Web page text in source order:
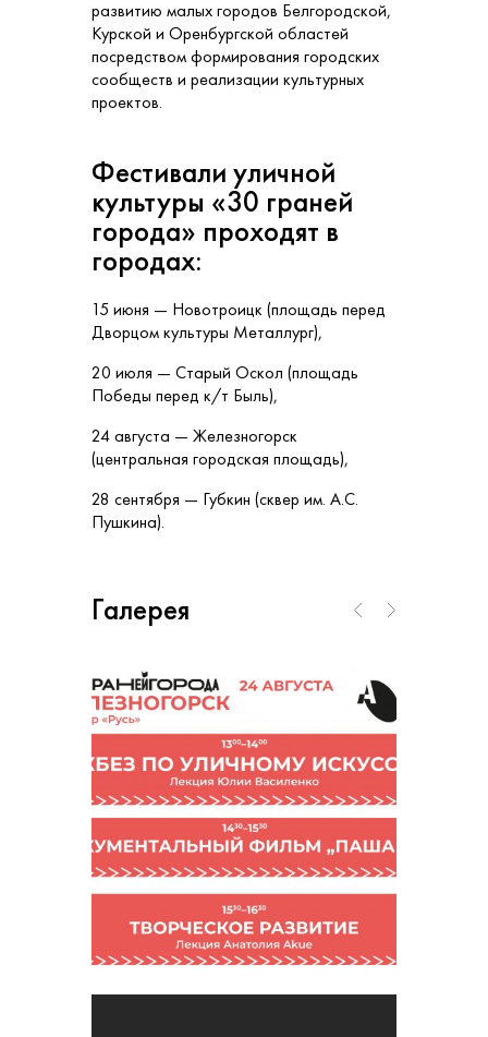
развитию малых городов Белгородской,
Курской и Оренбургской областей
посредством формирования городских
сообществ и реализации культурных
проектов.
Фестивали уличной
культуры «30 граней
города» проходят в
городах:
15 июня — Новотроицк (площадь перед
Дворцом культуры Металлург),
20 июля — Старый Оскол (площадь
Победы перед к/т Быль),
24 августа — Железногорск
(центральная городская площадь),
28 сентября — Губкин (сквер им. А.С.
Пушкина).
Галерея